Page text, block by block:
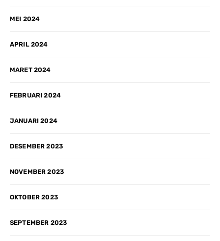
MEI 2024
APRIL 2024
MARET 2024
FEBRUARI 2024
JANUARI 2024
DESEMBER 2023
NOVEMBER 2023
OKTOBER 2023
SEPTEMBER 2023